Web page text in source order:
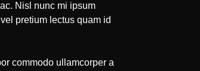
Nisl nunc mi ipsum
pretium lectus quam id
commodo ullamcorper a